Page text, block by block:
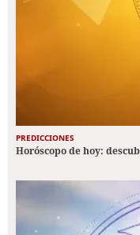
PREDICCIONES
Horóscopo de hoy: